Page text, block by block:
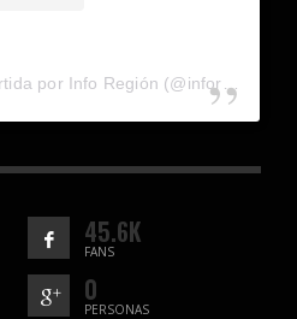
45.6K
FANS
0
PERSONAS